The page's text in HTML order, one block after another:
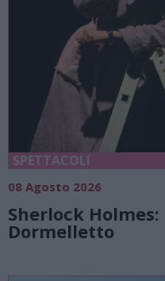
SPETTACOLI
08 Agosto 2026
Sherlock
Dormelletto